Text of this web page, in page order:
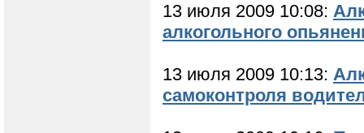
13 июля 2009 10:08:
алкогольного
13 июля 2009 10:13:
самоконтроля